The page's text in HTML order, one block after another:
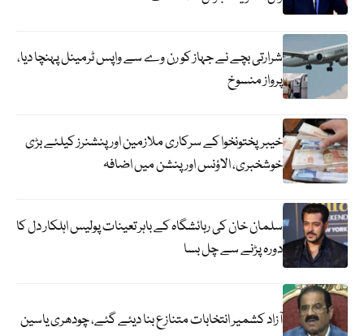
شرارتی بچے نے جہاز کو رن وے سے واپس ٹرمینل پہنچا دیا،
پرواز منسوخ
خیبرپختونخوا کے سرکاری ملازمین اور پنشنرز کیلئے بڑی
خوشخبری، الاؤنس اور پنشن میں اضافہ
سلمان خان کی رہائشگاہ کے باہر تعینات پولیس اہلکار دل کا
دورہ پڑنے سے چل بسا
آزاد کشمیر انتخابات متنازع بنا دیئے گئے، چودھری یاسین